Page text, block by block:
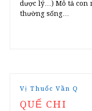
dược lý…) Mô tả con
thường sống…
Vị Thuốc Vần Q
QUẾ CHI